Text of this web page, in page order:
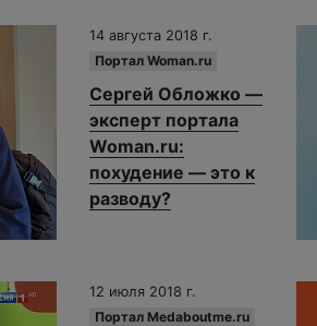
14 августа 2018 г.
Портал Woman.ru
Сергей Обложко —
эксперт портала
Woman.ru:
похудение — это к
разводу?
12 июля 2018 г.
Портал Medaboutme.ru